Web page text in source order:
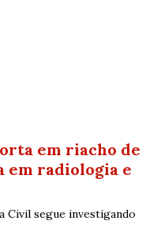
em riacho de
em radiologia e
Civil segue investigando